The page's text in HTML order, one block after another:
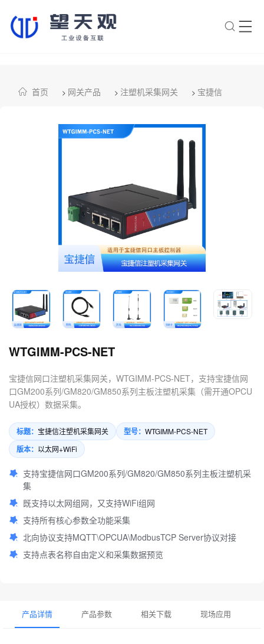
首页 > 网关产品 > 注塑机采集网关 > 宝捷信
WTGIMM-PCS-NET
宝捷信网口注塑机采集网关，WTGIMM-PCS-NET，支持宝捷信网
口GM200系列/GM820/GM850系列主板注塑机采集（需开通OPCU
UA授权）数据采集。
标题： 宝捷信注塑机采集网关 型号： WTGIMM-PCS-NET
版本： 以太网+WiFi
支持宝捷信网口GM200系列/GM820/GM850系列主板注塑机采
集
既支持以太网组网，又支持WiFi组网
支持所有核心参数全功能采集
北向协议支持MQTT\OPCUA\ModbusTCP Server协议对接
支持点表名称自由定义和采集数据预览
产品详情 产品参数 相关下载 现场应用
2.望天观网关支持哪些组网方
3.网关与软采方案如何选择？
服务？